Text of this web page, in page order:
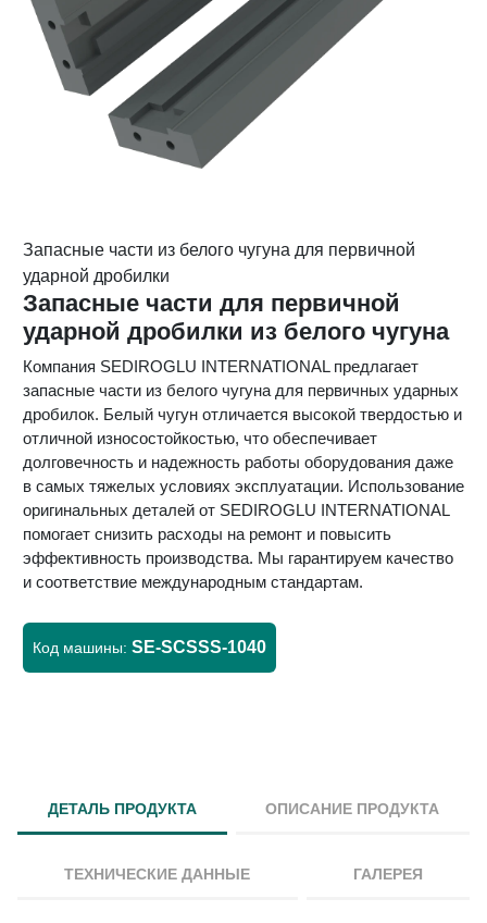
Запасные части из белого чугуна для первичной
ударной дробилки
Запасные части для первичной
ударной дробилки из белого чугуна
Компания SEDIROGLU INTERNATIONAL предлагает
запасные части из белого чугуна для первичных ударных
дробилок. Белый чугун отличается высокой твердостью и
отличной износостойкостью, что обеспечивает
долговечность и надежность работы оборудования даже
в самых тяжелых условиях эксплуатации. Использование
оригинальных деталей от SEDIROGLU INTERNATIONAL
помогает снизить расходы на ремонт и повысить
эффективность производства. Мы гарантируем качество
и соответствие международным стандартам.
Код машины: SE-SCSSS-1040
ДЕТАЛЬ ПРОДУКТА ОПИСАНИЕ ПРОДУКТА
ТЕХНИЧЕСКИЕ ДАННЫЕ ГАЛЕРЕЯ